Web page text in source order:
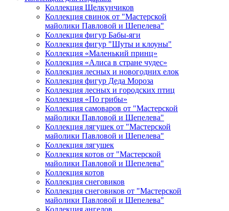
Коллекция Щелкунчиков
Коллекция свинок от "Мастерской
майолики Павловой и Шепелева"
Коллекция фигур Бабы-яги
Коллекция фигур "Шуты и клоуны"
Коллекция «Маленький принц»
Коллекция «Алиса в стране чудес»
Коллекция лесных и новогодних елок
Коллекция фигур Деда Мороза
Коллекция лесных и городских птиц
Коллекция «По грибы»
Коллекция самоваров от "Мастерской
майолики Павловой и Шепелева"
Коллекция лягушек от "Мастерской
майолики Павловой и Шепелева"
Коллекция лягушек
Коллекция котов от "Мастерской
майолики Павловой и Шепелева"
Коллекция котов
Коллекция снеговиков
Коллекция снеговиков от "Мастерской
майолики Павловой и Шепелева"